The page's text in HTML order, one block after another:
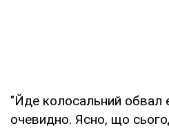
"Йде колосальний обвал
очевидно. Ясно, що